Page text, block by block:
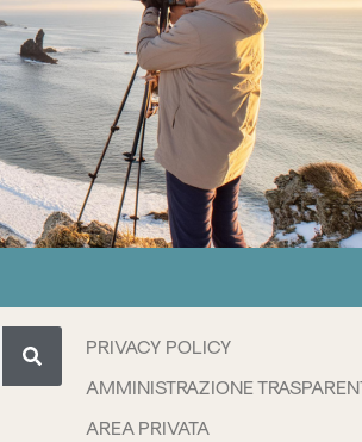
PRIVACY POLICY
AMMINISTRAZIONE
AREA PRIVATA